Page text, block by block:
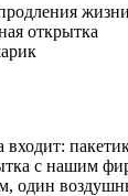
открытка
с нашим
один